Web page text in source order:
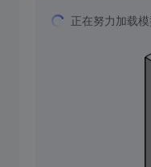
正在努力加载